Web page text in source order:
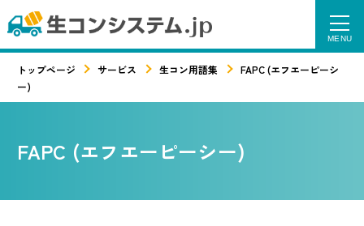
トップページ サービス 生コン用語集
FAPC (エフエーピーシ
ー)
FAPC (エフエーピーシー)